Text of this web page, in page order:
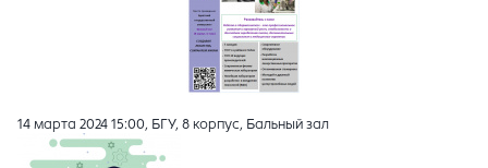
14 марта 2024 15:00, БГУ, 8 корпус, Бальный зал